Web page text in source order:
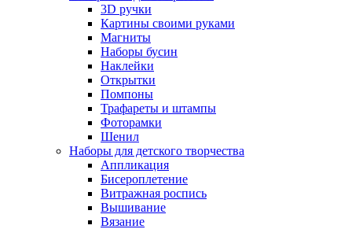
3D ручки
Картины своими руками
Магниты
Наборы бусин
Наклейки
Открытки
Помпоны
Трафареты и штампы
Фоторамки
Шенил
Наборы для детского творчества
Аппликация
Бисероплетение
Витражная роспись
Вышивание
Вязание